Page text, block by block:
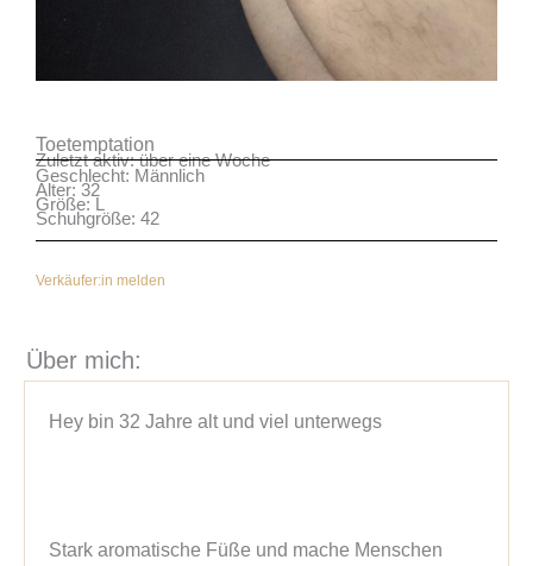
Toetemptation
Zuletzt aktiv: über eine Woche
Geschlecht: Männlich
Alter: 32
Größe: L
Schuhgröße: 42
Verkäufer:in melden
Über mich:
Hey bin 32 Jahre alt und viel unterwegs
Stark aromatische Füße und mache Menschen